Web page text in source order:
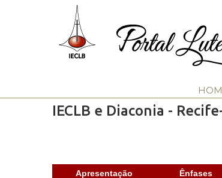
IECLB e Diaconia -
Apresentação Ênfases